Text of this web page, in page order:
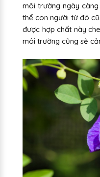
môi trường ngày
thể con người từ đó
được hợp chất này
môi trường cũng sẽ